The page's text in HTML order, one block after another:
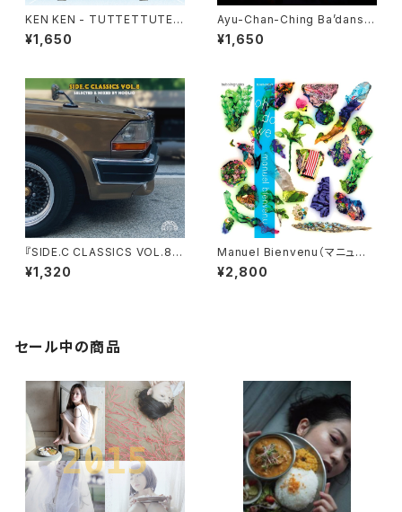
KEN KEN - TUTTETTUTET
TE MIX Vol.2
¥1,650
Ayu-Chan-Ching Ba’dansa
Vol.2 ~Slow Dancing in Sha
dows~
¥1,650
『SIDE.C CLASSICS VOL.8』
selected&mixed by NOOLI
O
¥1,320
Manuel Bienvenu（マニュエ
ル・ビアンヴニュ）oh do we【カ
セットテープ】
¥2,800
セール中の商品